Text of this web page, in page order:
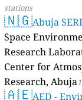
stations
🇳🇬Abuja
Space
Research
Center for
Research, Abuja
🇦🇪AED -